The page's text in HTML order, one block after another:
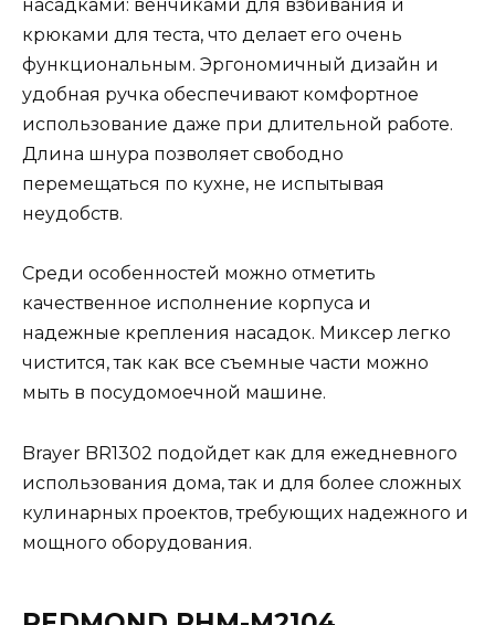
насадками: венчиками для взбивания и
крюками для теста, что делает его очень
функциональным. Эргономичный дизайн и
удобная ручка обеспечивают комфортное
использование даже при длительной работе.
Длина шнура позволяет свободно
перемещаться по кухне, не испытывая
неудобств.
Среди особенностей можно отметить
качественное исполнение корпуса и
надежные крепления насадок. Миксер легко
чистится, так как все съемные части можно
мыть в посудомоечной машине.
Brayer BR1302 подойдет как для ежедневного
использования дома, так и для более сложных
кулинарных проектов, требующих надежного и
мощного оборудования.